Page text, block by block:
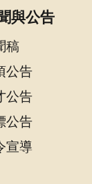
與公告
稿
公告
公告
公告
宣導